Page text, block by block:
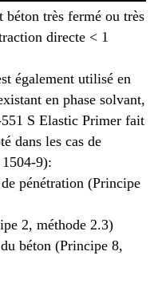
béton très fermé ou très
directe < 1
également utilisé en
en phase solvant,
S Elastic Primer fait
dans les cas de
9):
pénétration (Principe
2, méthode 2.3)
béton (Principe 8,